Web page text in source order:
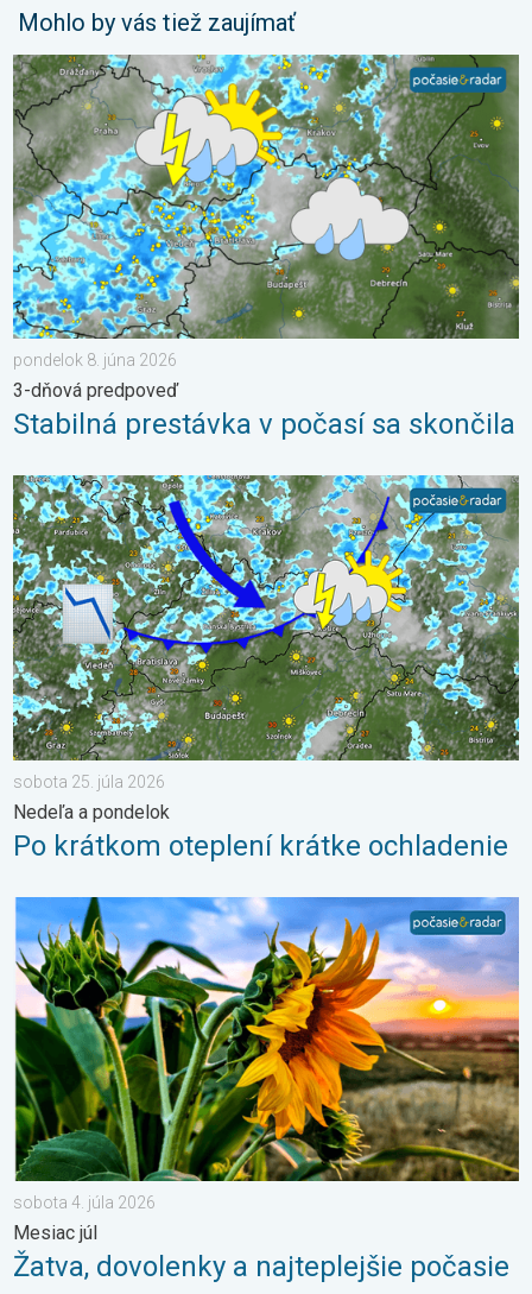
Mohlo by vás tiež zaujímať
Stabilná prestávka v počasí sa skončila. 3-dňová predpoveď.
pondelok 8. júna 2026
3-dňová predpoveď
Stabilná prestávka v počasí sa skončila
Po krátkom oteplení krátke ochladenie. Nedeľa a pondelok. .
sobota 25. júla 2026
Nedeľa a pondelok
Po krátkom oteplení krátke ochladenie
Žatva, dovolenky a najteplejšie počasie. Mesiac júl. . . sobota
sobota 4. júla 2026
Mesiac júl
Žatva, dovolenky a najteplejšie počasie